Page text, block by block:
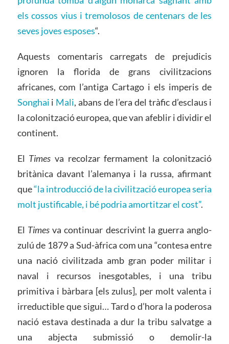
els cossos vius i tremolosos de centenars de les
seves joves esposes“.
Aquests comentaris carregats de prejudicis
ignoren la florida de grans civilitzacions
africanes, com l’antiga Cartago i els imperis de
Songhai i Mali, abans de l’era del tràfic d’esclaus i
la colonització europea, que van afeblir i dividir el
continent.
El Times va recolzar fermament la colonització
britànica davant l’alemanya i la russa, afirmant
que“la introducció de la civilització europea seria
molt justificable, i bé podria amortitzar el cost”.
El Timesva continuar descrivint la guerra anglo-
zulú de 1879 a Sud-àfrica com una “contesa entre
una nació civilitzada amb gran poder militar i
naval i recursos inesgotables, i una tribu
primitiva i bàrbara [els zulus], per molt valenta i
irreductible que sigui… Tard o d’hora la poderosa
nació estava destinada a dur la tribu salvatge a
una abjecta submissió o demolir-la